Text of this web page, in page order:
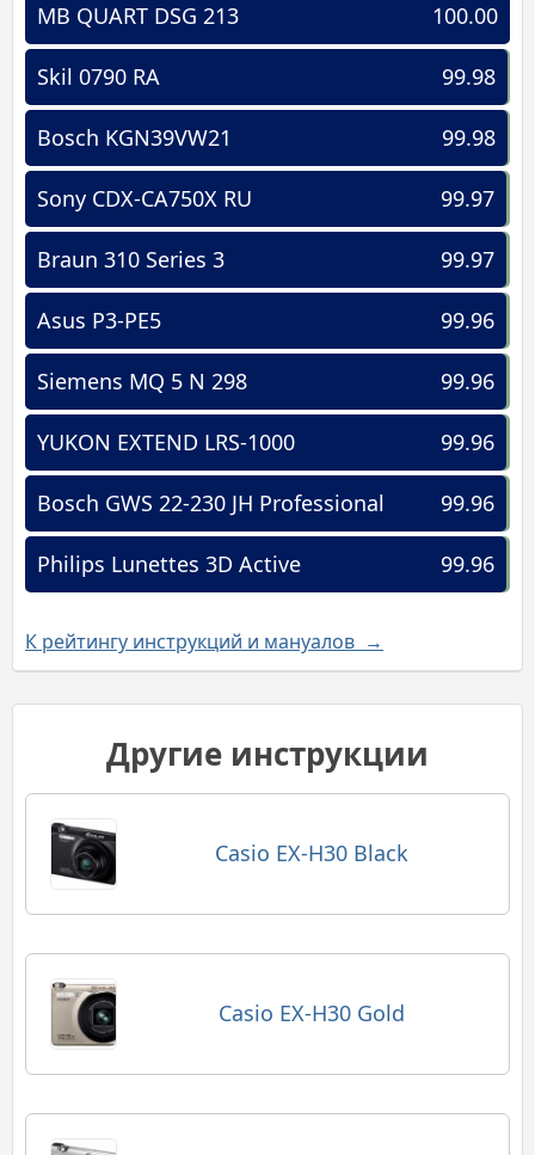
100.00
MB QUART DSG 213
99.98
Skil 0790 RA
99.98
Bosch KGN39VW21
99.97
Sony CDX-CA750X RU
99.97
Braun 310 Series 3
99.96
Asus P3-PE5
99.96
Siemens MQ 5 N 298
99.96
YUKON EXTEND LRS-1000
99.96
Bosch GWS 22-230 JH Professional
99.96
Philips Lunettes 3D Active
К рейтингу инструкций и мануалов →
Другие инструкции
Casio EX-H30 Black
Casio EX-H30 Gold